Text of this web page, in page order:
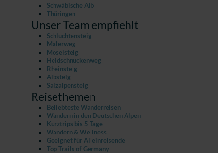
Schwäbische Alb
Thüringen
Unser Team empfiehlt
Schluchtensteig
Malerweg
Moselsteig
Heidschnuckenweg
Rheinsteig
Albsteig
Salzalpensteig
Reisethemen
Beliebteste Wanderreisen
Wandern in den Deutschen Alpen
Kurztrips bis 5 Tage
Wandern & Wellness
Geeignet für Alleinreisende
Top Trails of Germany